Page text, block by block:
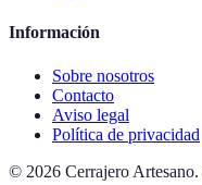
Información
Sobre nosotros
Contacto
Aviso legal
Política de privacidad
© 2026 Cerrajero Artesano.